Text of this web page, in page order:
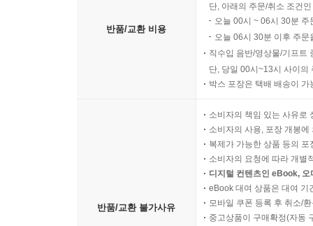
반품/교환 비용
단, 아래의 주문/취소 조건
오늘 00시 ~ 06시 30분
오늘 06시 30분 이후 주
직수입 음반/영상물/기프트
단, 당일 00시~13시 사이의
박스 포장은 택배 배송이
반품/교환 불가사유
소비자의 책임 있는 사유로
소비자의 사용, 포장 개봉
복제가 가능한 상품 등의
소비자의 요청에 따라 개별
디지털 컨텐츠인 eBook,
eBook 대여 상품은 대여 기
모바일 쿠폰 등록 후 취소/
중고상품이 구매확정(자동